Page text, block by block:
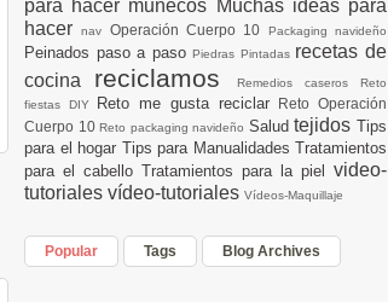
para hacer muñecos Muchas ideas para
hacernav Operación Cuerpo 10 Packaging navideño
Peinados paso a pasoPiedras Pintadas recetas de
cocina reciclamos Remedios caseros Reto
fiestas DIY Reto me gusta reciclar
Reto Operación
Cuerpo 10Reto packaging navideño SaludtejidosTips
para el hogar Tips para Manualidades Tratamientos
para el cabello Tratamientos para la piel video-
tutoriales vídeo-tutoriales Vídeos-Maquillaje
Popular Tags Blog Archives